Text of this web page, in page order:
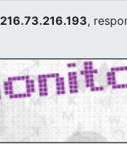
216.73.216.193,